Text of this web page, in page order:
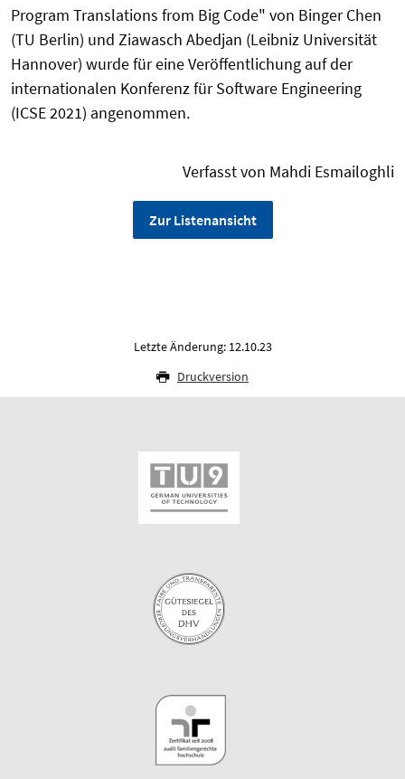
Program Translations from Big Code" von Binger Chen
(TU Berlin) und Ziawasch Abedjan (Leibniz Universität
Hannover) wurde für eine Veröffentlichung auf der
internationalen Konferenz für Software Engineering
(ICSE 2021) angenommen.
Verfasst von Mahdi Esmailoghli
Zur Listenansicht
Letzte Änderung: 12.10.23
Druckversion